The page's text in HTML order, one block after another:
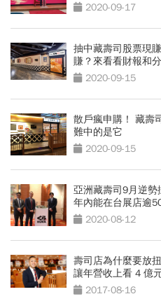
2020-09-17
抽中藏壽司股票現
賺？來看看財報和
2020-09-15
散戶瘋申購！ 藏
難中的是它
2020-09-15
亞洲藏壽司9月逆
年內能在台展店逾
2020-08-12
壽司店為什麼要放
讓年營收上看 4 億
2017-08-16